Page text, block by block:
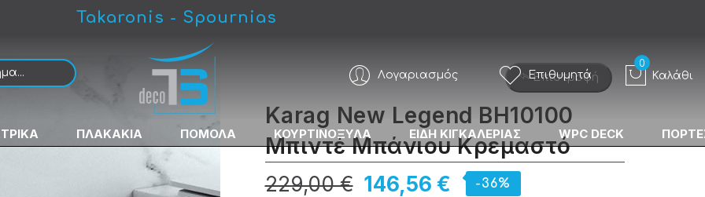
Takaronis - Spournias
Λογαριασμός Επιθυμητά Καλάθι
ΠΛΑΚΑΚΙΑ ΠΟΜΟΛΑ ΚΟΥΡΤΙΝΟΞΥΛΑ ΕΙΔΗ ΚΙΓΚΑΛΕΡΙΑΣ WPC DECK
Κρεμαστό
Επιστροφή
Karag New Legend BH10100
Μπιντέ Μπάνιου Κρεμαστό
146,56 €
229,00 € -36%